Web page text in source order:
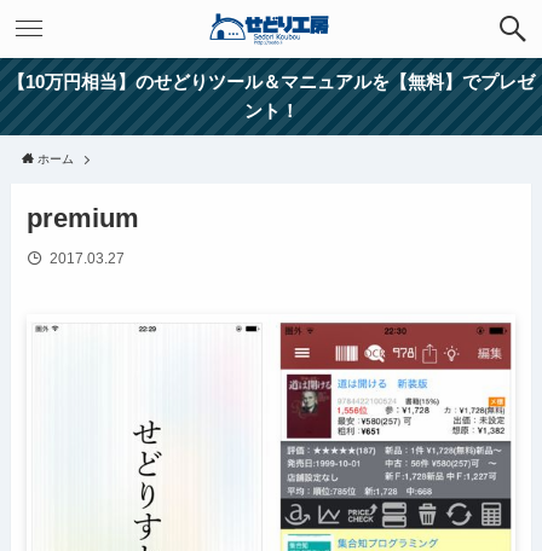
【10万円相当】のせどりツール＆マニュアルを【無料】でプレゼ
ント！
ホーム
premium
2017.03.27